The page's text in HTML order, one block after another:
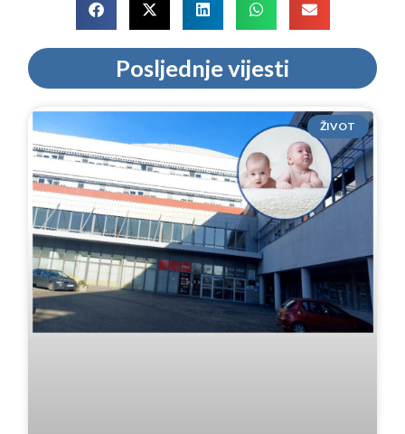
Posljednje vijesti
ŽIVOT